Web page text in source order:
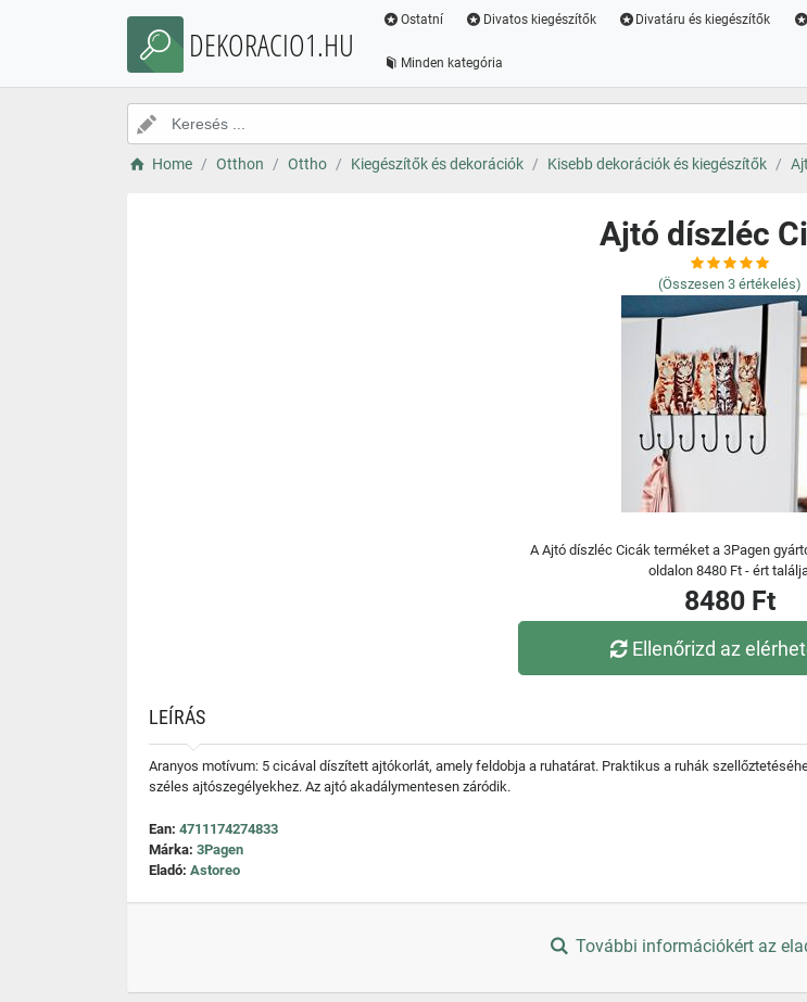
DEKORACIO1.HU
Ostatní Divatos kiegészítők Divatáru és kiegészítők
Minden kategória
Home Otthon Ottho Kiegészítők és dekorációk Kisebb dekorációk és kiegészítők
Ajtó díszléc
(Összesen 3 értékelés)
A Ajtó díszléc Cicák terméket a 3Pagen
oldalon 8480 Ft - ért
8480 Ft
Ellenőrizd az
LEÍRÁS
Aranyos motívum: 5 cicával díszített ajtókorlát, amely feldobja a ruhatárat. Praktikus a ruhák
széles ajtószegélyekhez. Az ajtó akadálymentesen záródik.
Ean: 4711174274833
Márka: 3Pagen
Eladó: Astoreo
További információkért az